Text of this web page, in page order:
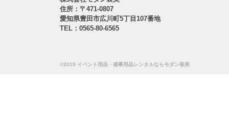
住所：〒471-0807
愛知県豊田市広川町5丁目107番地
TEL： 0565-80-6565
©2019 イベント用品・催事用品レンタルならモダン装美